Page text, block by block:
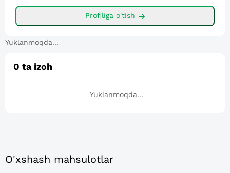
Profiliga o'tish
Yuklanmoqda...
0 ta izoh
Yuklanmoqda...
O'xshash mahsulotlar